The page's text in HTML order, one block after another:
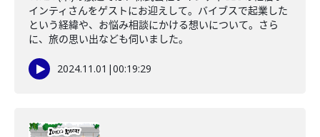
インティさんをゲストにお迎えして。バイブスで起業した
という経緯や、お悩み相談にかける想いについて。さら
に、旅の思い出なども伺いました。
2024.11.01 |00:19:29